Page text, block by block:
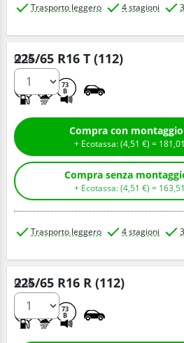
Trasporto leggero 4 stagioni
225/65 R16 T (112)
73
B
Q.tà
+ Ecotassa: (4,51 € ) = 181,01
+ Ecotassa: (4,51 € ) = 163,51
Trasporto leggero 4 stagioni
225/65 R16 R (112)
73
B
Q.tà